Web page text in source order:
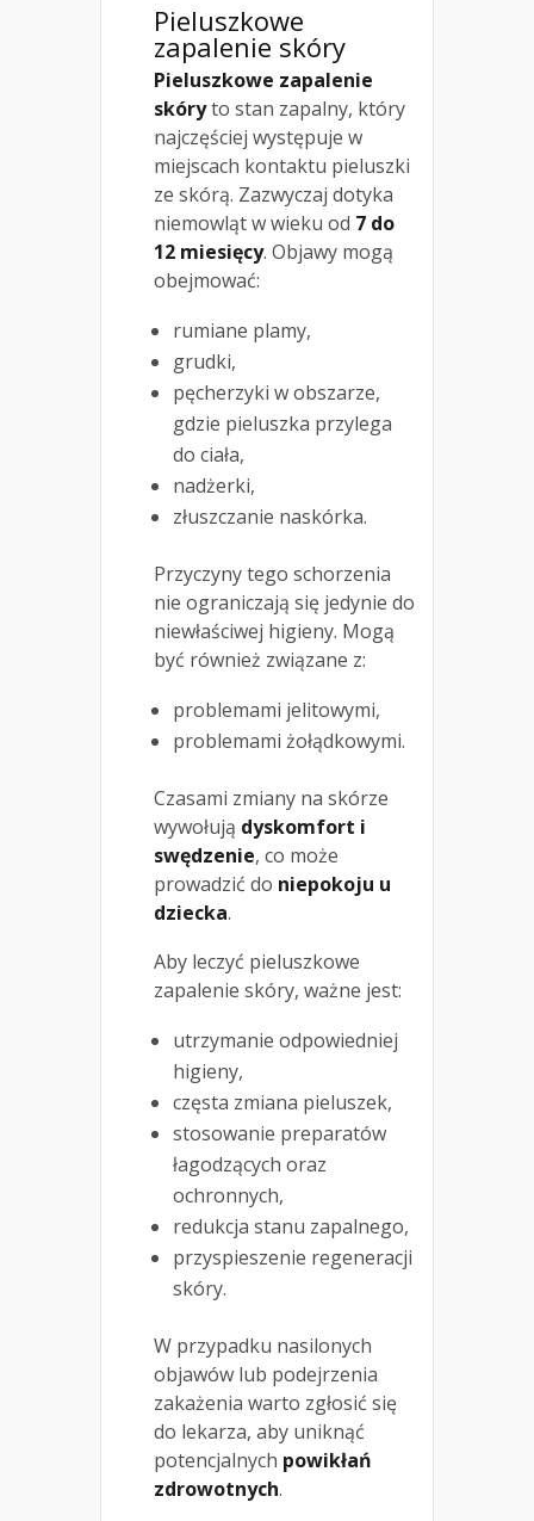
Pieluszkowe
zapalenie skóry
Pieluszkowe zapalenie
skóryto stan zapalny, który
najczęściej występuje w
miejscach kontaktu pieluszki
ze skórą. Zazwyczaj dotyka
niemowląt w wieku od 7 do
12 miesięcy. Objawy mogą
obejmować:
rumiane plamy,
grudki,
pęcherzyki w obszarze,
gdzie pieluszka przylega
do ciała,
nadżerki,
złuszczanie naskórka.
Przyczyny tego schorzenia
nie ograniczają się jedynie do
niewłaściwej higieny. Mogą
być również związane z:
problemami jelitowymi,
problemami żołądkowymi.
Czasami zmiany na skórze
wywołują dyskomfort i
swędzenie, co może
prowadzić do niepokoju u
dziecka.
Aby leczyć pieluszkowe
zapalenie skóry, ważne jest:
utrzymanie odpowiedniej
higieny,
częsta zmiana pieluszek,
stosowanie preparatów
łagodzących oraz
ochronnych,
redukcja stanu zapalnego,
przyspieszenie regeneracji
skóry.
W przypadku nasilonych
objawów lub podejrzenia
zakażenia warto zgłosić się
do lekarza, aby uniknąć
potencjalnych powikłań
zdrowotnych.